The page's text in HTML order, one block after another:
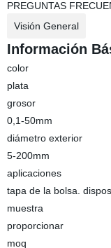
PREGUNTAS
Visión General
Información
color
plata
grosor
0,1-50mm
diámetro exterior
5-200mm
aplicaciones
tapa de la bolsa.
muestra
proporcionar
moq